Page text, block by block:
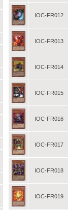
IOC-FR012
IOC-FR013
IOC-FR014
IOC-FR015
IOC-FR016
IOC-FR017
IOC-FR018
IOC-FR019